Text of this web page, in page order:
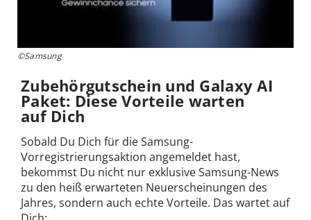
©Samsung
Zubehörgutschein und Galaxy AI
Paket: Diese Vorteile warten
auf Dich
Sobald Du Dich für die Samsung-
Vorregistrierungsaktion angemeldet hast,
bekommst Du nicht nur exklusive Samsung-News
zu den heiß erwarteten Neuerscheinungen des
Jahres, sondern auch echte Vorteile. Das wartet auf